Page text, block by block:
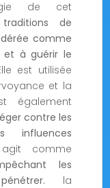
de cet
de
comme
et à guérir le
est utilisée
et la
également
contre les
influences
comme
les
la